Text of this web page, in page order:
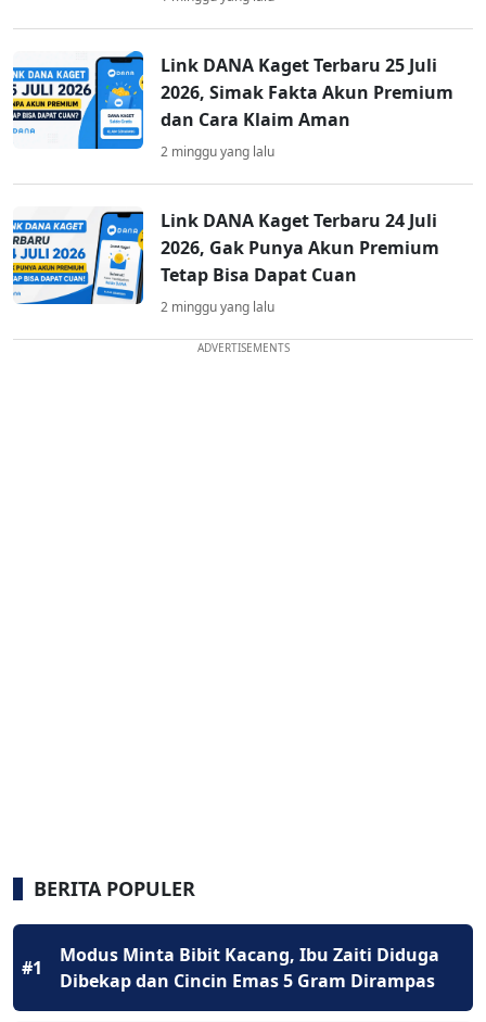
Link DANA Kaget Terbaru 25 Juli
2026, Simak Fakta Akun Premium
dan Cara Klaim Aman
2 minggu yang lalu
Link DANA Kaget Terbaru 24 Juli
2026, Gak Punya Akun Premium
Tetap Bisa Dapat Cuan
2 minggu yang lalu
ADVERTISEMENTS
BERITA POPULER
#1
Modus Minta Bibit Kacang, Ibu Zaiti Diduga
Dibekap dan Cincin Emas 5 Gram Dirampas